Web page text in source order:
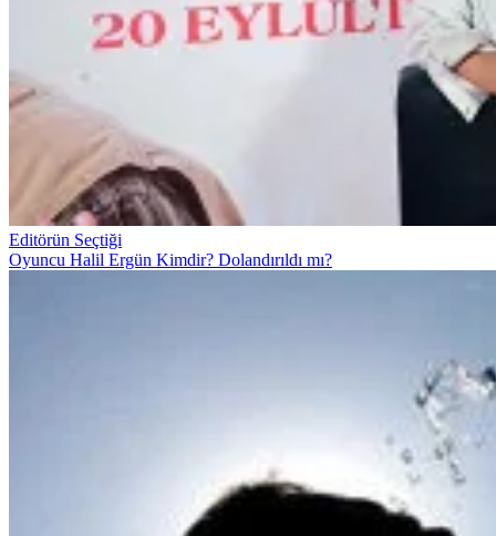
Editörün Seçtiği
Oyuncu Halil Ergün Kimdir? Dolandırıldı mı?